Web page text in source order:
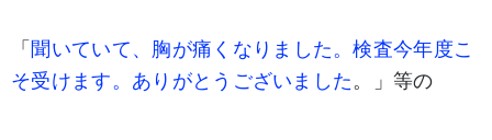
「 聞いていて、胸が痛 くなりま した。検査今年度こ
そ受けます。ありがとうございました。」等の